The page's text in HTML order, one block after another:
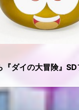
ダイの大冒険』